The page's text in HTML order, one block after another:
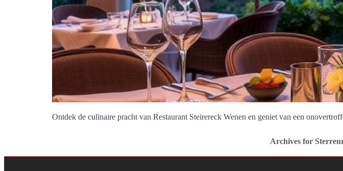
Ontdek de culinaire pracht van Restaurant Steirereck Wenen en geniet van een
Archives for